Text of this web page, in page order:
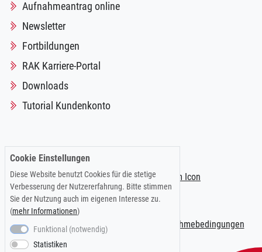
Aufnahmeantrag online
Newsletter
Fortbildungen
RAK Karriere-Portal
Downloads
Tutorial Kundenkonto
Impressum |Datenschutzerklärung Teilnahmebedingungen
Cookie Einstellungen
Diese Website benutzt Cookies für die stetige
Verbesserung der Nutzererfahrung. Bitte stimmen
Sie der Nutzung auch im eigenen Interesse zu.
(mehr Informationen)
Funktional (notwendig)
Statistiken